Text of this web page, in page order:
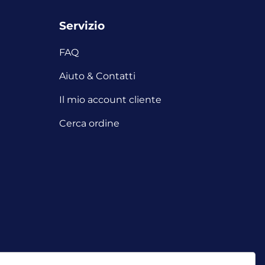
Servizio
FAQ
Aiuto & Contatti
Il mio account cliente
Cerca ordine